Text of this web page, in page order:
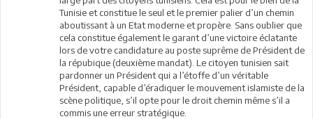
Tunisie et constitue le seul et le premier palier d’un chemin
aboutissant à un Etat moderne et propère. Sans oublier que
cela constitue également le garant d’une victoire éclatante
lors de votre candidature au poste suprême de Président de
la répubique (deuxième mandat). Le citoyen tunisien sait
pardonner un Président qui a l’étoffe d’un véritable
Président, capable d’éradiquer le mouvement islamiste de la
scène politique, s’il opte pour le droit chemin même s’il a
commis une erreur stratégique.